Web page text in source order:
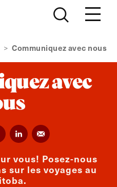
> Communiquez avec nous
avec
vous! Posez-nous
sur les voyages au